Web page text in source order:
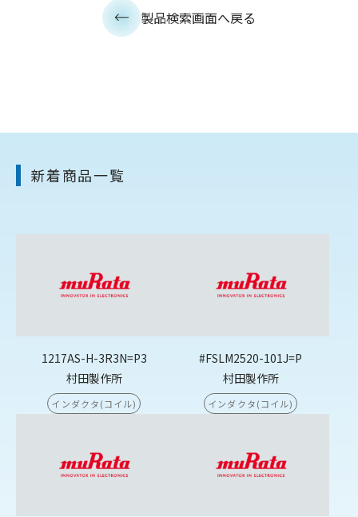
製品検索画面へ戻る
新着商品一覧
1217AS-H-3R3N=P3
村田製作所
インダクタ(コイル)
#FSLM2520-101J=P
村田製作所
インダクタ(コイル)